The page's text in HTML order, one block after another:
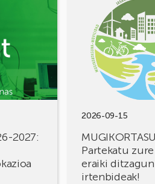
2027:
2026-09-15
Partekatu
eraiki ditzagun
irtenbideak!
MUGIKORTASUN
FOROA
Partekatu
erronkak,
irtenbideak!